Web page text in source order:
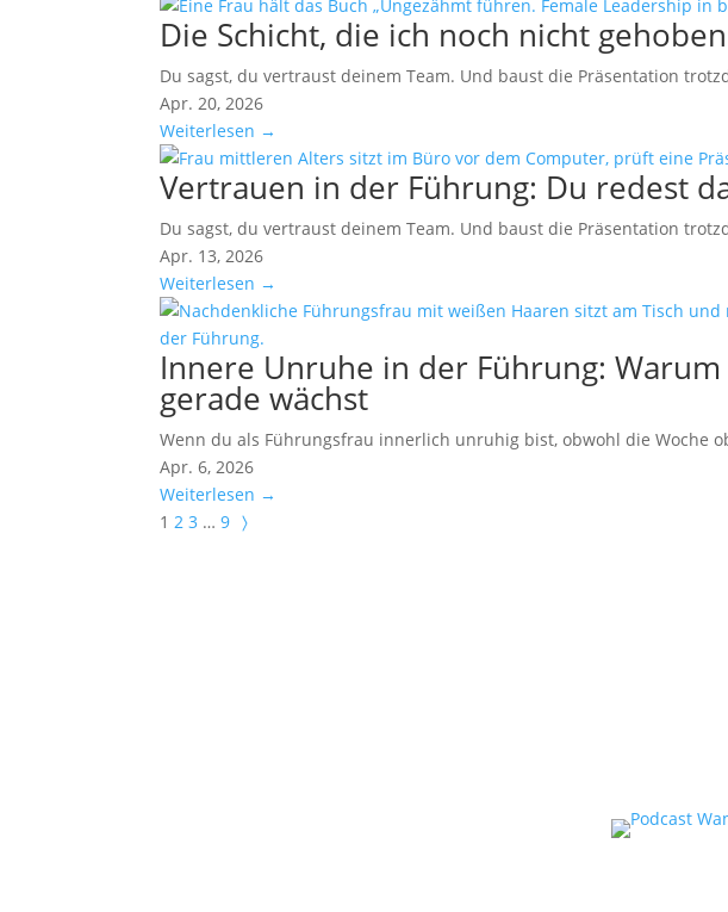
Die Schicht, die ich noch nicht
Du sagst, du vertraust deinem Team. Und baust die Präsentation
Apr. 20, 2026
Weiterlesen →
Vertrauen in der Führung: Du redest
Du sagst, du vertraust deinem Team. Und baust die Präsentation
Apr. 13, 2026
Weiterlesen →
Innere Unruhe in der Führung:
gerade wächst
Wenn du als Führungsfrau innerlich unruhig bist, obwohl die Woche
Apr. 6, 2026
Weiterlesen →
1 2 3 … 9